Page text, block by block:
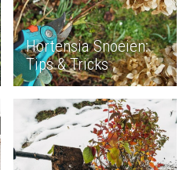
Hortensia Snoeien:
Tips & Tricks